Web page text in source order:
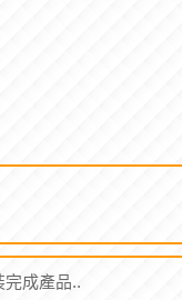
成產品..